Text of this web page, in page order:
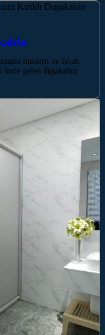
modern ve ferah
önde gelen duşakabin